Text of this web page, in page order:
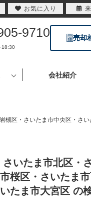
9710
18:30
売却
会社紹介
区・さいたま市中央区・さ
いたま市北区・
桜区・さいたま
たま市大宮区 の
お気に入り